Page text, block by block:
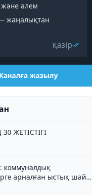
және әлем
жаңалықтан
қазір
жазылу
ЖЕТІСТІГІ
коммуналдық
арналған ыстық шай
өнімдері